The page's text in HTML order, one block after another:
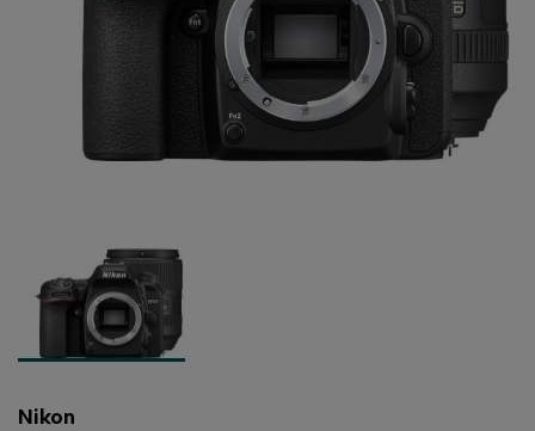
Nikon